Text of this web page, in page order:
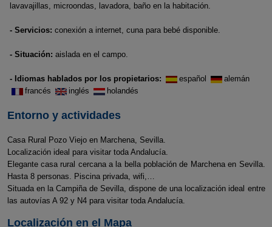
lavavajillas, microondas, lavadora, baño en la habitación.
- Servicios: conexión a internet, cuna para bebé disponible.
- Situación: aislada en el campo.
- Idiomas hablados por los propietarios: español
alemán
francés
inglés holandés
Entorno y actividades
Casa Rural Pozo Viejo en Marchena, Sevilla.
Localización ideal para visitar toda Andalucía.
Elegante casa rural cercana a la bella población de Marchena en Sevilla.
Hasta 8 personas. Piscina privada, wifi,…
Situada en la Campiña de Sevilla, dispone de una localización ideal entre
las autovías A 92 y N4 para visitar toda Andalucía.
Localización en el Mapa